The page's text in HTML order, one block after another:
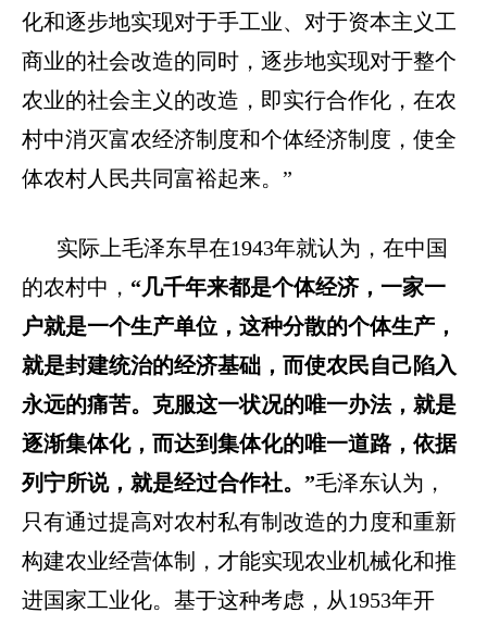
化和逐步地实现对于手工业、对于资本主义工
商业的社会改造的同时，逐步地实现对于整个
农业的社会主义的改造，即实行合作化，在农
村中消灭富农经济制度和个体经济制度，使全
体农村人民共同富裕起来。”
实际上毛泽东早在1943年就认为，在中国
的农村中， “几千年来都是个体经济，一家一
户就是一个生产单位，这种分散的个体生产，
就是封建统治的经济基础，而使农民自己陷入
永远的痛苦。克服这一状况的唯一办法，就是
逐渐集体化，而达到集体化的唯一道路，依据
列宁所说，就是经过合作社。”毛泽东认为，
只有通过提高对农村私有制改造的力度和重新
构建农业经营体制，才能实现农业机械化和推
进国家工业化。基于这种考虑，从1953年开